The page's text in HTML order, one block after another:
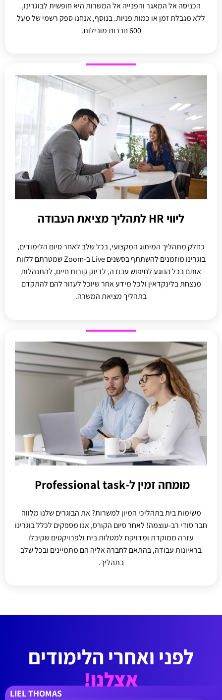
הכניסה אל המאגר והפנייה אל המשרות היא חופשית לבוגרינו,
ללא מגבלת זמן או כמות פניות. בנוסף, אנחנו ספק רשמי של מעל
600 חברות מובילות.
ליווי HR לתהליך מציאת העבודה​
כחלק מתהליך המיתוג המקצועי, בכל שלב לאחר סיום הלימודים,
בוגרינו מוזמנים להשתתף בסשנים Live ב-Zoom שמטרתם ללוות
אותם בכל הנוגע לחיפוש עבודה, לדיוק קורות חיים, להתנהלות
מנצחת בלינקדאין ולכל מידע אחר שיוכל לעזור להם להתקדם
בתהליך מציאת המשרה.
מומחה זמין ל-Professional task ​
משימות בית בתהליכי המיון למשרות? את הבוגרים שלנו מלווה
חבר סודי רב-עוצמה! לאחר סיום הקורס, אנו מספקים לכלל בוגרינו
עזרה ממוקדת ומדויקת למטלות בית ולפרויקטים שקיבלו
בראיונות עבודה, בהתאם לחברה אליה הם מתמיינים ובכל שלב
בתהליך.
לפני ואחרי הלימודים
אצלנו!
LIEL THOMAS